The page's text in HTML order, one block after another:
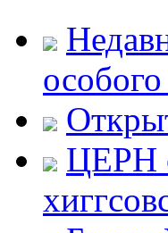
ЦЕРН